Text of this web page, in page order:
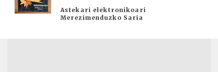
Astekari elektronikoari
Merezimenduzko Saria